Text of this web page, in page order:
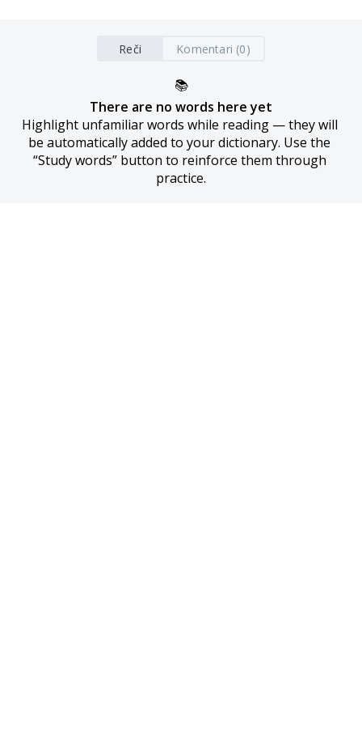
Reči Komentari (0)
📚
There are no words here yet
Highlight unfamiliar words while reading — they will
be automatically added to your dictionary. Use the
“Study words” button to reinforce them through
practice.